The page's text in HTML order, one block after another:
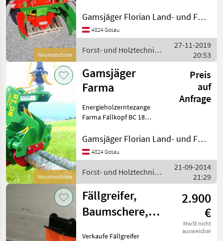
Neumaschine
zum Sammeln von
Sträuchern, Bäumen und
als eigene Zange zum
kons
Gamsjäger Florian Land- und Forsttechnik
4824 Gosau
Forst- und Holztechnik /
Gamsjäger
27-11-2019
20:53
Neumaschine
Gamsjäger
Farma
Preis
auf
Anfrage
Energieholzerntezange
Farma Fällkopf BC 18
weiterentwickelter
Schneidengeometrie aus
dem Hause Gamsjäger
Schnittkapazität, Quali
Gamsjäger Florian Land- und Forsttechnik
4824 Gosau
Forst- und Holztechnik /
Gamsjäger
21-09-2014
21:29
Fällgreifer,
Baumschere,
2.900
€
MwSt nicht
ausweisbar
Verkaufe Fällgreifer